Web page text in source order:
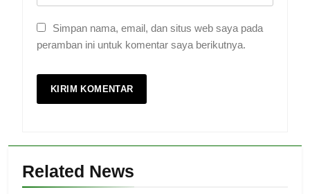
Simpan nama, email, dan situs web saya pada
peramban ini untuk komentar saya berikutnya.
Related News